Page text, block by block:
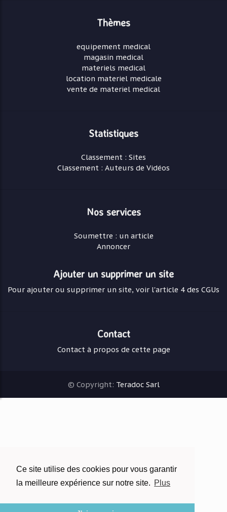
Ce site utilise des cookies pour vous garantir
la meilleure expérience sur notre site. Plus
Thèmes
equipement medical
magasin medical
materiels medical
location materiel medicale
vente de materiel medical
Statistiques
Classement : Sites
Classement : Auteurs de Vidéos
Nos services
Soumettre : un article
Annoncer
Ajouter un supprimer un site
Pour ajouter ou supprimer un site, voir l'article 4 des CGUs
Contact
Contact à propos de cette page
© Copyright: Teradoc Sarl